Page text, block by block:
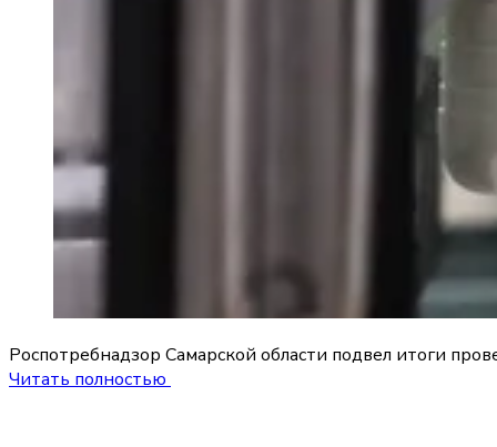
Роспотребнадзор Самарской области подвел итоги
Читать полностью